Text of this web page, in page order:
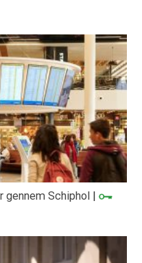
gennem Schiphol |